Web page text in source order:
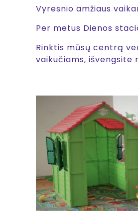
Vyresnio amžiaus
Per metus Dienos
Rinktis mūsų centrą
vaikučiams, išvengsite